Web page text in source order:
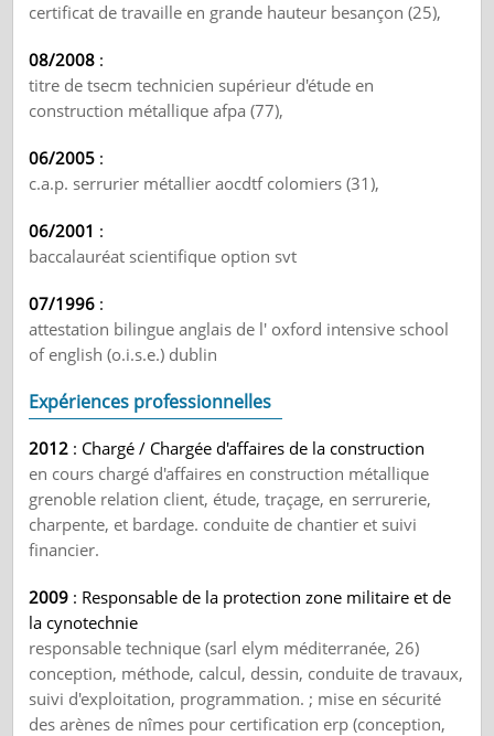
certificat de travaille en grande hauteur besançon (25),
08/2008 :
titre de tsecm technicien supérieur d'étude en
construction métallique afpa (77),
06/2005 :
c.a.p. serrurier métallier aocdtf colomiers (31),
06/2001 :
baccalauréat scientifique option svt
07/1996 :
attestation bilingue anglais de l' oxford intensive school
of english (o.i.s.e.) dublin
Expériences professionnelles
2012 : Chargé / Chargée d'affaires de la construction
en cours chargé d'affaires en construction métallique
grenoble relation client, étude, traçage, en serrurerie,
charpente, et bardage. conduite de chantier et suivi
financier.
2009 : Responsable de la protection zone militaire et de
la cynotechnie
responsable technique (sarl elym méditerranée, 26)
conception, méthode, calcul, dessin, conduite de travaux,
suivi d'exploitation, programmation. ; mise en sécurité
des arènes de nîmes pour certification erp (conception,